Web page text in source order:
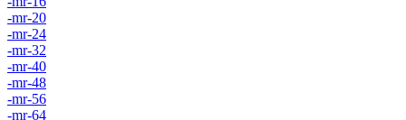
-mr-20
-mr-24
-mr-32
-mr-40
-mr-48
-mr-56
-mr-64